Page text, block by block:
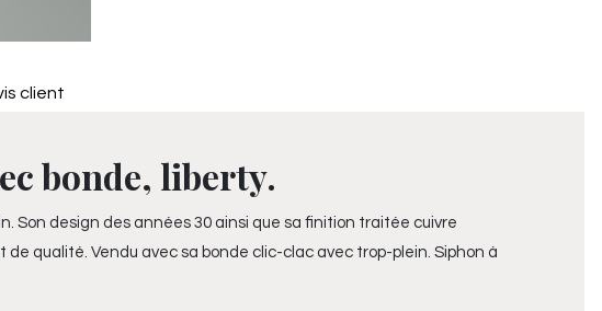
client
bonde, liberty.
Son design des années 30 ainsi que sa finition traitée cuivre
qualité. Vendu avec sa bonde clic-clac avec trop-plein. Siphon à